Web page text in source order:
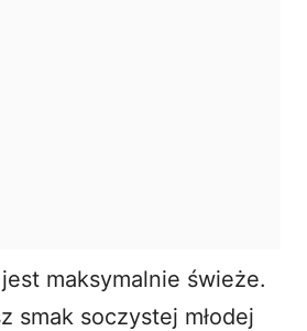
maksymalnie świeże.
smak soczystej młodej